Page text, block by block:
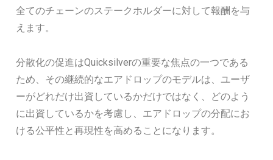
全てのチェーンのステークホルダーに対して報酬を与
えます。
分散化の促進はQuicksilverの重要な焦点の一つである
ため、その継続的なエアドロップのモデルは、ユーザ
ーがどれだけ出資しているかだけではなく、どのよう
に出資しているかを考慮し、エアドロップの分配にお
ける公平性と再現性を高めることになります。